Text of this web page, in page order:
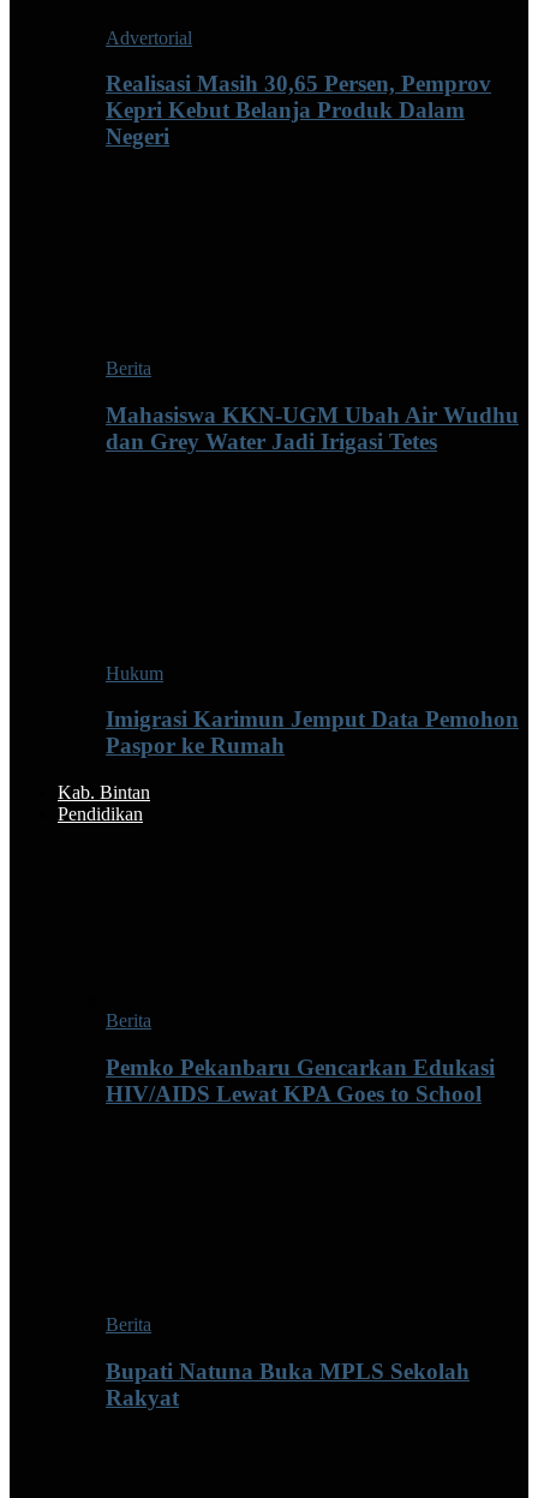
Advertorial
Realisasi Masih 30,65 Persen, Pemprov
Kepri Kebut Belanja Produk Dalam
Negeri
Berita
Mahasiswa KKN-UGM Ubah Air Wudhu
dan Grey Water Jadi Irigasi Tetes
Hukum
Imigrasi Karimun Jemput Data Pemohon
Paspor ke Rumah
Kab. Bintan
Pendidikan
Berita
Pemko Pekanbaru Gencarkan Edukasi
HIV/AIDS Lewat KPA Goes to School
Berita
Bupati Natuna Buka MPLS Sekolah
Rakyat